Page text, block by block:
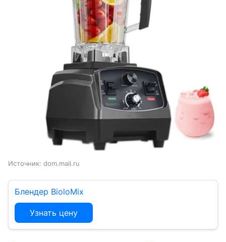
Источник: dom.mail.ru
Блендер BioloMix
Узнать цену